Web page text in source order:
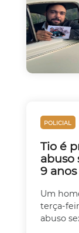
POLICIAL
Tio é
abuso
9
Um
terça-
abuso